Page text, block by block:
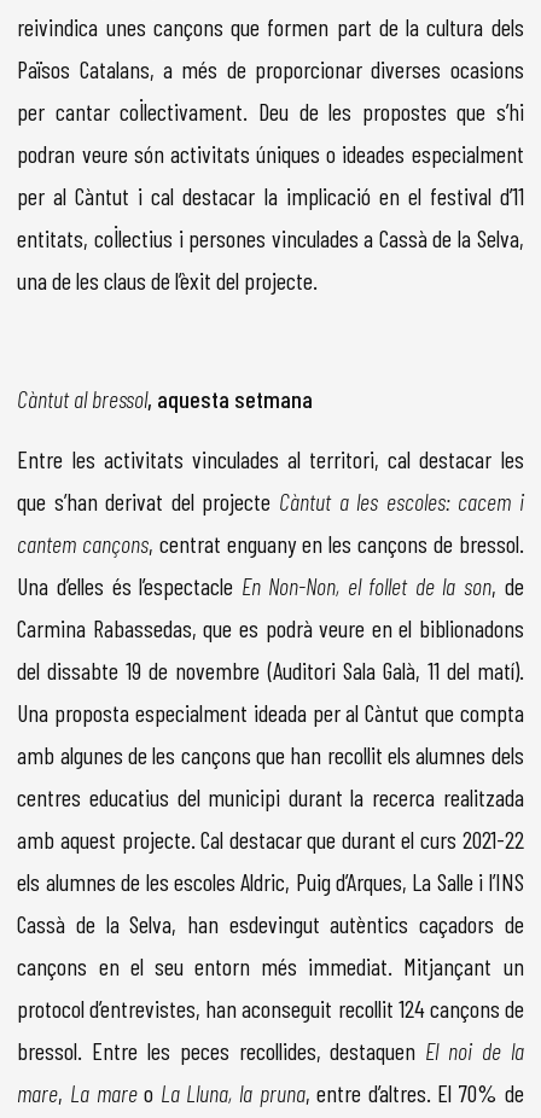
reivindica unes cançons que formen part de la cultura dels
Països Catalans, a més de proporcionar diverses ocasions
per cantar col·lectivament. Deu de les propostes que s’hi
podran veure són activitats úniques o ideades especialment
per al Càntut i cal destacar la implicació en el festival d’11
entitats, col·lectius i persones vinculades a Cassà de la Selva,
una de les claus de l’èxit del projecte.
Càntut al bressol, aquesta setmana
Entre les activitats vinculades al territori, cal destacar les
que s’han derivat del projecte Càntut a les escoles: cacem i
cantem cançons, centrat enguany en les cançons de bressol.
Una d’elles és l’espectacle En Non-Non, el follet de la son, de
Carmina Rabassedas, que es podrà veure en el biblionadons
del dissabte 19 de novembre (Auditori Sala Galà, 11 del matí).
Una proposta especialment ideada per al Càntut que compta
amb algunes de les cançons que han recollit els alumnes dels
centres educatius del municipi durant la recerca realitzada
amb aquest projecte. Cal destacar que durant el curs 2021-22
els alumnes de les escoles Aldric, Puig d’Arques, La Salle i l’INS
Cassà de la Selva, han esdevingut autèntics caçadors de
cançons en el seu entorn més immediat. Mitjançant un
protocol d’entrevistes, han aconseguit recollit 124 cançons de
bressol. Entre les peces recollides, destaquen El noi de la
mare, La mareo La Lluna, la pruna, entre d’altres. El 70% de